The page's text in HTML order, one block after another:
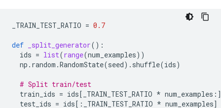
_TRAIN_TEST_RATIO = 0.7
def _split_generator():
ids = list(range(num_examples))
np . random .RandomState(seed) . shuffle(ids)
# Split train/test
train_ids = ids[ _TRAIN_TEST_RATIO * num_examples :]
test_ids = ids[: _TRAIN_TEST_RATIO * num_examples]